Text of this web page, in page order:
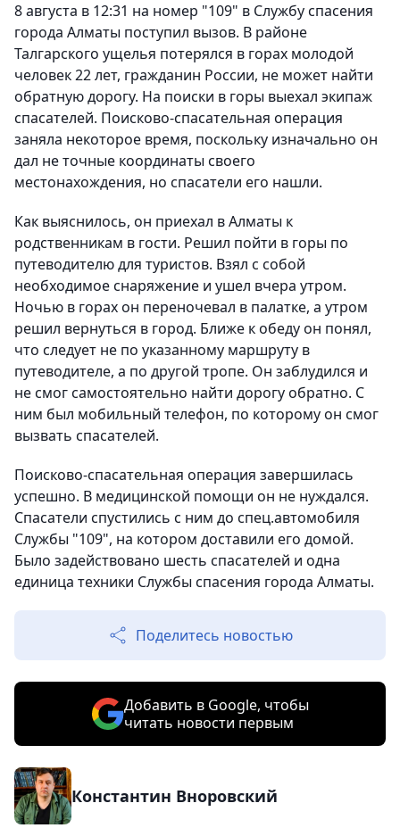
8 августа в 12:31 на номер "109" в Службу спасения
города Алматы поступил вызов. В районе
Талгарского ущелья потерялся в горах молодой
человек 22 лет, гражданин России, не может найти
обратную дорогу. На поиски в горы выехал экипаж
спасателей. Поисково-спасательная операция
заняла некоторое время, поскольку изначально он
дал не точные координаты своего
местонахождения, но спасатели его нашли.
Как выяснилось, он приехал в Алматы к
родственникам в гости. Решил пойти в горы по
путеводителю для туристов. Взял с собой
необходимое снаряжение и ушел вчера утром.
Ночью в горах он переночевал в палатке, а утром
решил вернуться в город. Ближе к обеду он понял,
что следует не по указанному маршруту в
путеводителе, а по другой тропе. Он заблудился и
не смог самостоятельно найти дорогу обратно. С
ним был мобильный телефон, по которому он смог
вызвать спасателей.
Поисково-спасательная операция завершилась
успешно. В медицинской помощи он не нуждался.
Спасатели спустились с ним до спец.автомобиля
Службы "109", на котором доставили его домой.
Было задействовано шесть спасателей и одна
единица техники Службы спасения города Алматы.
Поделитесь новостью
Добавить в Google, чтобы
читать новости первым
Константин Вноровский